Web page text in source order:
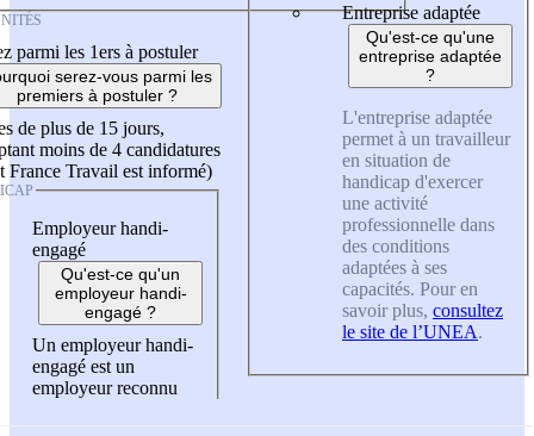
parmi les 1ers à postuler
serez-vous parmi les
premiers à postuler ?
de plus de 15 jours,
moins de 4 candidatures
France Travail est informé)
Employeur handi-
engagé
Qu'est-ce qu'un
employeur handi-
engagé ?
Un employeur handi-
engagé est un
employeur reconnu
Entreprise adaptée
Qu'est-ce qu'une
entreprise adaptée
?
L'entreprise adaptée
permet à un travailleur
en situation de
handicap d'exercer
une activité
professionnelle dans
des conditions
adaptées à ses
capacités. Pour en
savoir plus, consultez
le site de l’UNEA.